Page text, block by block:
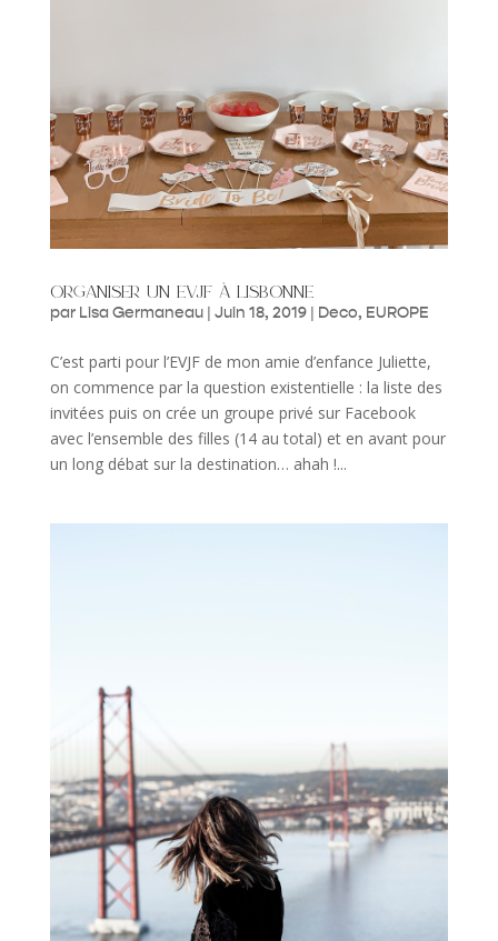
organiser un evjf à lisbonne
par Lisa Germaneau| Juin 18, 2019| Deco, EUROPE
C’est parti pour l’EVJF de mon amie d’enfance Juliette,
on commence par la question existentielle : la liste des
invitées puis on crée un groupe privé sur Facebook
avec l’ensemble des filles (14 au total) et en avant pour
un long débat sur la destination… ahah !...